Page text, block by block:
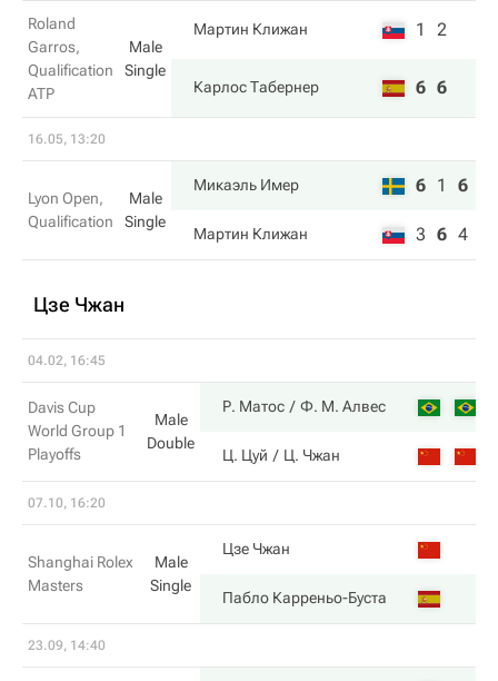
Roland
Garros,
Qualification
ATP
Male
Single
Мартин Клижан 1 2
Карлос Табернер 6 6
16.05, 13:20
Lyon Open,
Qualification
Male
Single
Микаэль Имер 6 1 6
Мартин Клижан 3 6 4
Цзе Чжан
04.02, 16:45
Davis Cup
World Group 1
Playoffs
Male
Double
Р. Матос Ф. М. Алвес
Ц. Цуй Ц. Чжан
07.10, 16:20
Shanghai Rolex
Masters
Male
Single
Цзе Чжан
Пабло Карреньо-Буста
23.09, 14:40